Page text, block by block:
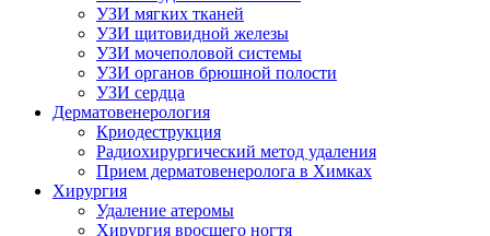
УЗИ мягких тканей
УЗИ щитовидной железы
УЗИ мочеполовой системы
УЗИ органов брюшной полости
УЗИ сердца
Дерматовенерология
Криодеструкция
Радиохирургический метод удаления
Прием дерматовенеролога в Химках
Хирургия
Удаление атеромы
Хирургия вросшего ногтя